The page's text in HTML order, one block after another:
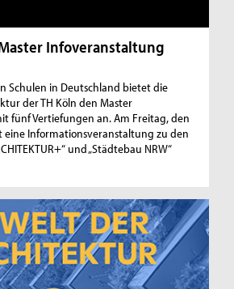
Infoveranstaltung
Schulen in Deutschland bietet die
der TH Köln den Master
fünf Vertiefungen an. Am Freitag, den
eine Informationsveranstaltung zu den
und „Städtebau NRW“